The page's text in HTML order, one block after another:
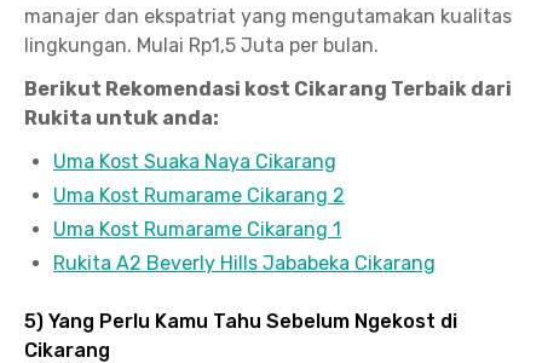
manajer dan ekspatriat yang mengutamakan kualitas
lingkungan. Mulai Rp1,5 Juta per bulan.
Berikut Rekomendasi kost Cikarang Terbaik dari
Rukita untuk anda:
Uma Kost Suaka Naya Cikarang
Uma Kost Rumarame Cikarang 2
Uma Kost Rumarame Cikarang 1
Rukita A2 Beverly Hills Jababeka Cikarang
5) Yang Perlu Kamu Tahu Sebelum Ngekost di
Cikarang